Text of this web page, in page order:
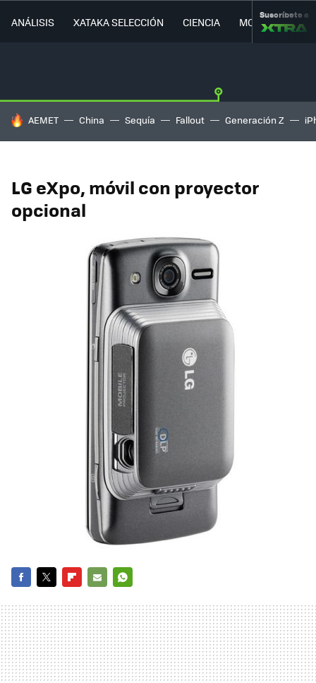
ANÁLISIS XATAKA SELECCIÓN CIENCIA MOVILIDAD
Suscríbete a
HOY SE HABLA DE
AEMET China Sequía Fallout Generación Z
LG eXpo, móvil con proyector
opcional
MAIL